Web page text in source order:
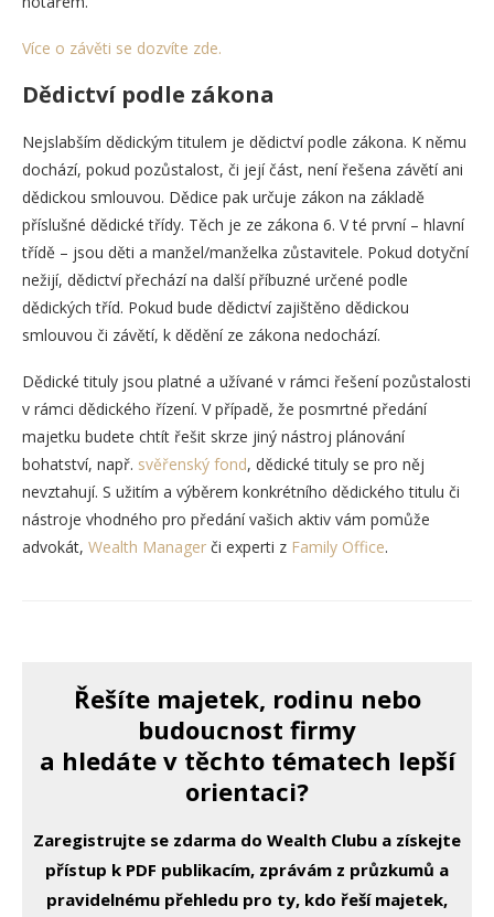
Více o závěti se dozvíte zde.
Dědictví podle zákona
Nejslabším dědickým titulem je dědictví podle zákona. K němu
dochází, pokud pozůstalost, či její část, není řešena závětí ani
dědickou smlouvou. Dědice pak určuje zákon na základě
příslušné dědické třídy. Těch je ze zákona 6. V té první – hlavní
třídě – jsou děti a manžel/manželka zůstavitele. Pokud dotyční
nežijí, dědictví přechází na další příbuzné určené podle
dědických tříd. Pokud bude dědictví zajištěno dědickou
smlouvou či závětí, k dědění ze zákona nedochází.
Dědické tituly jsou platné a užívané v rámci řešení pozůstalosti
v rámci dědického řízení. V případě, že posmrtné předání
majetku budete chtít řešit skrze jiný nástroj plánování
bohatství, např. svěřenský fond, dědické tituly se pro něj
nevztahují. S užitím a výběrem konkrétního dědického titulu či
nástroje vhodného pro předání vašich aktiv vám pomůže
advokát, Wealth Manager či experti z Family Office.
Řešíte majetek, rodinu nebo
budoucnost firmy
a hledáte v těchto tématech lepší
orientaci?
Zaregistrujte se zdarma do Wealth Clubu a získejte
přístup k PDF publikacím, zprávám z průzkumů a
pravidelnému přehledu pro ty, kdo řeší majetek,